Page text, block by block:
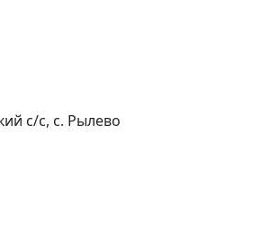
с/с, с. Рылево